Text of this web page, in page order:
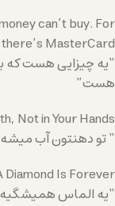
can’t buy. For
MasterCard.’
“یه چیزایی هست که
هست”
Not in Your Hands’
“ تو دهنتون آب
Diamond Is Forever’
“یه الماس